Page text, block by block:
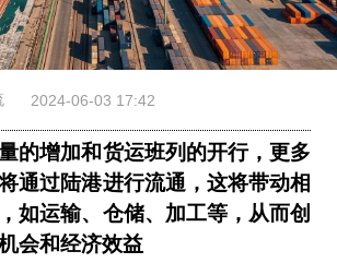
2024-06-03 17:42
的增加和货运班列的开行，更多
通过陆港进行流通，这将带动相
如运输、仓储、加工等，从而创
会和经济效益